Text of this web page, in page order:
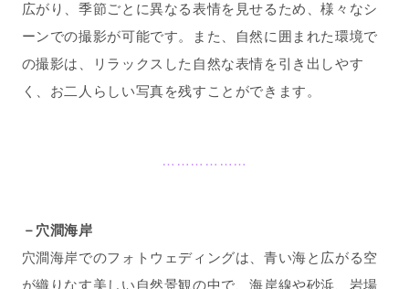
広がり、季節ごとに異なる表情を見せるため、様々なシ
ーンでの撮影が可能です。
また、自然に囲まれた環境で
の撮影は、リラックスした自然な表情を引き出しやす
く、お二人らしい写真を残すことができます。
………………
－穴澗海岸
穴澗海岸でのフォトウェディングは、青い海と広がる空
が織りなす美しい自然景観の中で、海岸線や砂浜、岩場